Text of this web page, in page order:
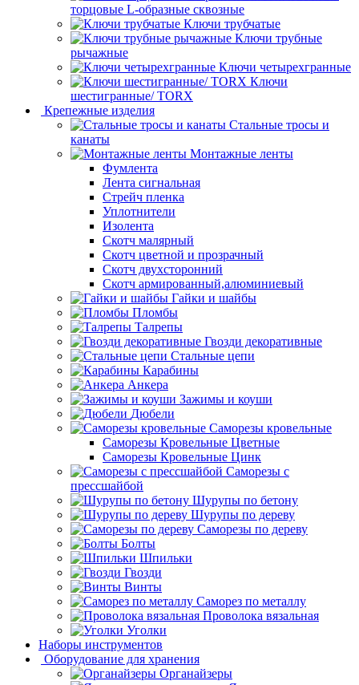
торцовые L-образные сквозные
Ключи трубчатые
Ключи трубные
рычажные
Ключи четырехгранные
Ключи
шестигранные/ TORX
Крепежные изделия
Стальные тросы и
канаты
Монтажные ленты
Фумлента
Лента сигнальная
Стрейч пленка
Уплотнители
Изолента
Скотч малярный
Скотч цветной и прозрачный
Скотч двухсторонний
Скотч армированный,алюминиевый
Гайки и шайбы
Пломбы
Талрепы
Гвозди декоративные
Стальные цепи
Карабины
Анкера
Зажимы и коуши
Дюбели
Саморезы кровельные
Саморезы Кровельные Цветные
Саморезы Кровельные Цинк
Саморезы с
прессшайбой
Шурупы по бетону
Шурупы по дереву
Саморезы по дереву
Болты
Шпильки
Гвозди
Винты
Саморез по металлу
Проволока вязальная
Уголки
Наборы инструментов
Оборудование для хранения
Органайзеры